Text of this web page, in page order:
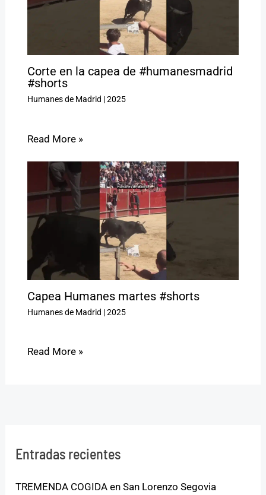
Corte en la capea de #humanesmadrid
#shorts
Humanes de Madrid |2025
Read More »
Capea Humanes martes #shorts
Humanes de Madrid |2025
Read More »
Entradas recientes
TREMENDA COGIDA en San Lorenzo Segovia